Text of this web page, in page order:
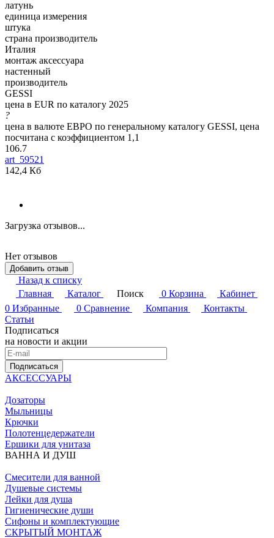
латунь
единица измерения
штука
страна производитель
Италия
монтаж аксессуара
настенный
производитель
GESSI
цена в EUR по каталогу 2025
?
цена в валюте ЕВРО по генеральному каталогу GESSI, цена
посчитана с коэффициентом 1,1
106.7
art_59521
142,4 Кб
Загрузка отзывов...
Нет отзывов
Добавить отзыв
Назад к списку
Главная
Каталог Поиск 0 Корзина
Кабинет
0 Избранные 0 Сравнение Компания
Контакты
Статьи
Подписаться
на новости и акции
Подписаться
АКСЕССУАРЫ
Дозаторы
Мыльницы
Крючки
Полотенцедержатели
Ершики для унитаза
ВАННА И ДУШ
Смесители для ванной
Душевые системы
Лейки для душа
Гигиенические души
Сифоны и комплектующие
СКРЫТЫЙ МОНТАЖ